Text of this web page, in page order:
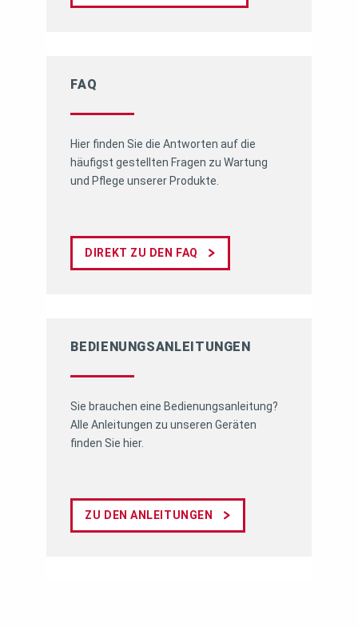
FAQ
Hier finden Sie die Antworten auf die
häufigst gestellten Fragen zu Wartung
und Pflege unserer Produkte.
DIREKT ZU DEN FAQ
BEDIENUNGS­ANLEITUNGEN
Sie brauchen eine Bedienungsanleitung?
Alle Anleitungen zu unseren Geräten
finden Sie hier.
ZU DEN ANLEITUNGEN